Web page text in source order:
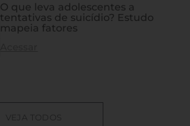
O que leva adolescentes a
tentativas de suicídio? Estudo
mapeia fatores
VEJA TODOS